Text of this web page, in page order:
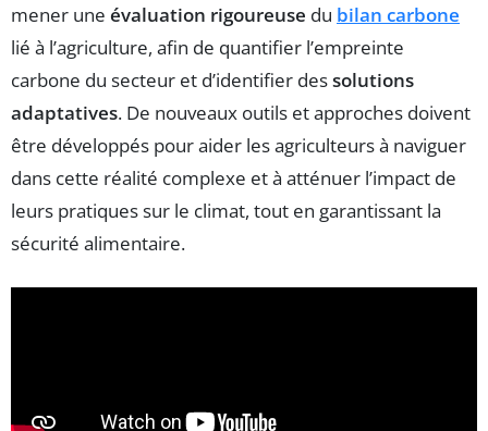
mener une évaluation rigoureuse du bilan carbone
lié à l’agriculture, afin de quantifier l’empreinte
carbone du secteur et d’identifier dessolutions
adaptatives. De nouveaux outils et approches doivent
être développés pour aider les agriculteurs à naviguer
dans cette réalité complexe et à atténuer l’impact de
leurs pratiques sur le climat, tout en garantissant la
sécurité alimentaire.